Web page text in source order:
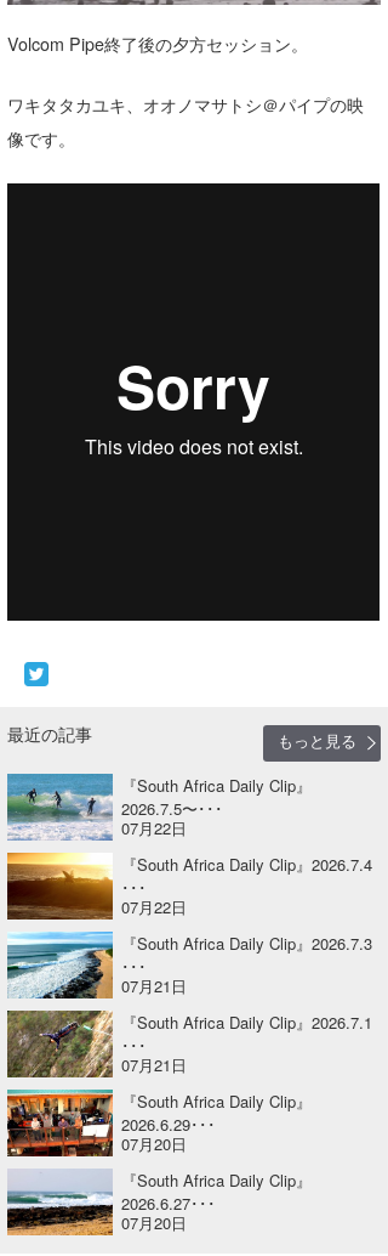
Volcom Pipe終了後の夕方セッション。
ワキタタカユキ、オオノマサトシ＠パイプの映
像です。
最近の記事
もっと見る
『South Africa Daily Clip』
2026.7.5〜･･･
07月22日
『South Africa Daily Clip』2026.7.4
･･･
07月22日
『South Africa Daily Clip』2026.7.3
･･･
07月21日
『South Africa Daily Clip』2026.7.1
･･･
07月21日
『South Africa Daily Clip』
2026.6.29･･･
07月20日
『South Africa Daily Clip』
2026.6.27･･･
07月20日
千葉北
伊豆
千葉南
VOTE!
DELTA FORCE SURF
CBA Films
熊谷素子
進士剛光
田原啓江
植村未来
NOBUFUKU
大野”MAR”修聖
喜納海人
Aichan
chan-U
ECE
G◎Da
H
KID
KOBU
KY
MIN